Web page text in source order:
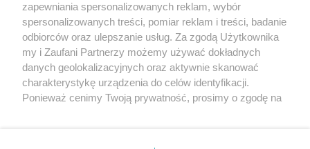
O FIRMIE POLITYKA PRYWATNOŚCI HOSTING
REKLAMA WSPÓŁPRACA RSS FACEBOOK KONTAKT
Nasze serwisy
Aktualności
Tcz24
Muzyka i kultura
Archiwum wydarzeń
zapewniania spersonalizowanych reklam, wybór
spersonalizowanych treści, pomiar reklam i treści, badanie
odbiorców oraz ulepszanie usług. Za zgodą Użytkownika
my i Zaufani Partnerzy możemy używać dokładnych
danych geolokalizacyjnych oraz aktywnie skanować
charakterystykę urządzenia do celów identyfikacji.
Ponieważ cenimy Twoją prywatność, prosimy o zgodę na